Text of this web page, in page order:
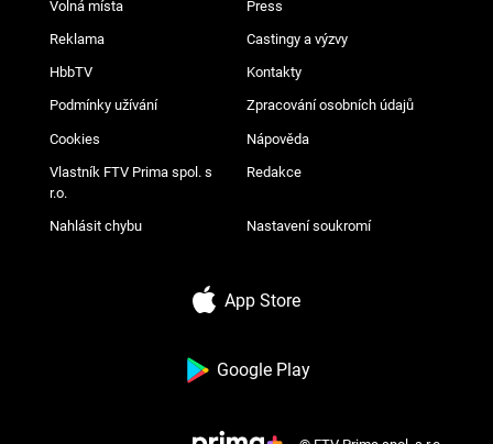
Volná místa Press
Reklama Castingy a výzvy
HbbTV Kontakty
Podmínky užívání Zpracování osobních údajů
Cookies Nápověda
Vlastník FTV Prima spol. s
r.o.
Redakce
Nahlásit chybu Nastavení soukromí
App Store
Google Play